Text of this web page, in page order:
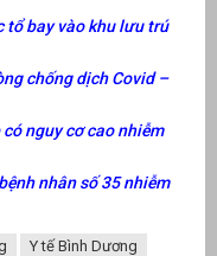
tổ bay vào khu lưu trú
chống dịch Covid –
nguy cơ cao nhiễm
nhân số 35 nhiễm
Y tế Bình Dương